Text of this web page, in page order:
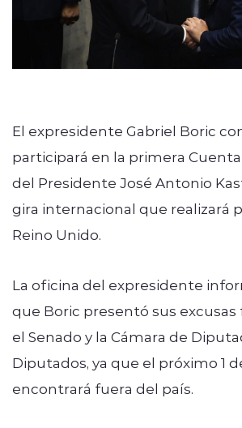
El expresidente Gabriel Boric
participará en la primera
del Presidente José Antonio
gira internacional que realizará
Reino Unido.
La oficina del expresidente
que Boric presentó sus
el Senado y la Cámara de
Diputados, ya que el próximo 1
encontrará fuera del país.